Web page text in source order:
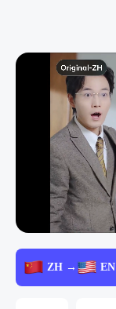
ZH → EN